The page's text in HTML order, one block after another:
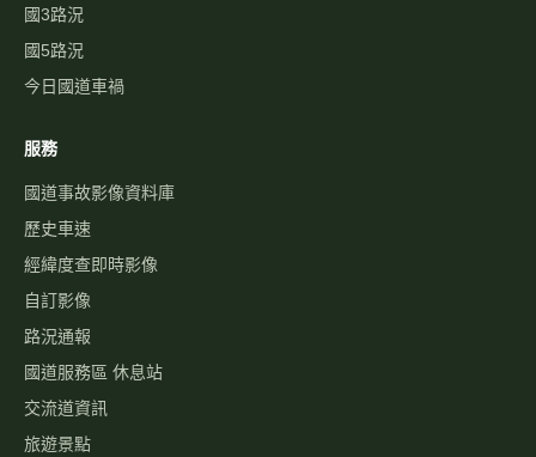
國3路況
國5路況
今日國道車禍
服務
國道事故影像資料庫
歷史車速
經緯度查即時影像
自訂影像
路況通報
國道服務區 休息站
交流道資訊
旅遊景點